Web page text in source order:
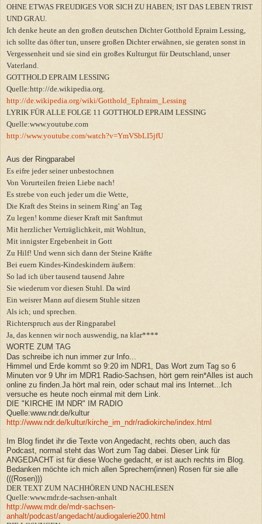
OHNE ETWAS FREUDIGES VOR SICH ZU HABEN; IST DAS LEBEN TRIST
UND GRAU.
Ich denke heute an den großen deutschen Dichter Gotthold Epraim Lessing,
ich sollte das öfter tun, unsere großen Dichter erwähnen, sie geraten sonst in
Vergessenheit und sie sind ein großes Kulturgut für Deutschland, unser
Vaterland.
GOTTHOLD EPRAIM LESSING
Quelle:http://de.wikipedia.org.
http://de.wikipedia.org/wiki/Gotthold_Ephraim_Lessing
LYRIK FÜR ALLE FOLGE 11 GOTTHOLD EPRAIM LESSING
Quelle:www.youtube.com
http://www.youtube.com/watch?v=YmVSbLI5jfU
Aus der Ringparabel
Es eifre jeder seiner unbestochnen
Von Vorurteilen freien Liebe nach!
Es strebe von euch jeder um die Wette,
Die Kraft des Steins in seinem Ring' an Tag
Zu legen! komme dieser Kraft mit Sanftmut
Mit herzlicher Verträglichkeit, mit Wohltun,
Mit innigster Ergebenheit in Gott
Zu Hilf! Und wenn sich dann der Steine Kräfte
Bei euern Kindes-Kindeskindern äußern:
So lad ich über tausend tausend Jahre
Sie wiederum vor diesen Stuhl. Da wird
Ein weisrer Mann auf diesem Stuhle sitzen
Als ich; und sprechen.
Richterspruch aus der Ringparabel
Ja, das kennen wir noch auswendig, na klar****
WORTE ZUM TAG
Das schreibe ich nun immer zur Info...
Himmel und Erde kommt so 9:20 im NDR1, Das Wort zum Tag so 6
Minuten vor 9 Uhr im MDR1 Radio-Sachsen, hört gern rein*Alles ist auch
online zu finden.Ja hört mal rein, oder schaut mal ins Internet...Ich
versuche es heute noch einmal mit dem Link.
DIE "KIRCHE IM NDR" IM RADIO
Quelle:www.ndr.de/kultur
http://www.ndr.de/kultur/kirche_im_ndr/radiokirche/index.html
Im Blog findet ihr die Texte von Angedacht, rechts oben, auch das
Podcast, normal steht das Wort zum Tag dabei.
Dieser Link für
ANGEDACHT ist für diese Woche gedacht, er ist auch rechts im Blog.
Bedanken möchte ich mich allen Sprechern(innen) Rosen für sie alle
(((Rosen)))
DER TEXT ZUM NACHHÖREN UND NACHLESEN
Quelle:www.mdr.de-sachsen-anhalt
http://www.mdr.de/mdr-sachsen-
anhalt/podcast/angedacht/audiogalerie200.html